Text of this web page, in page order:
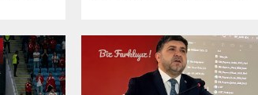
göre, ülkenin kuzey, iç ve doğu
kesimlerinde parçalı ve yer yer çok
bulutlu bir hava hakim olacak.
Muğla, Antalya, Burdur, Eskişehir,